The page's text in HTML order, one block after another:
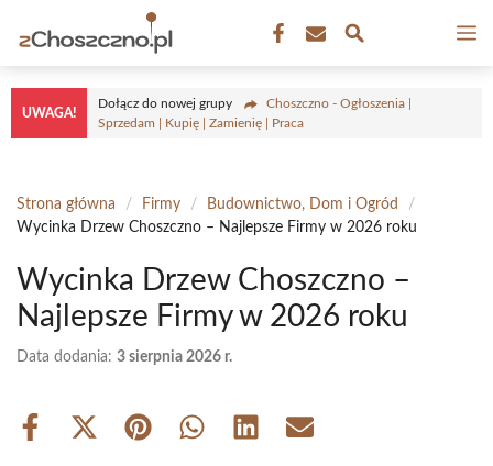
treści
UWAGA!
Dołącz do nowej grupy
Choszczno - Ogłoszenia |
Sprzedam | Kupię | Zamienię | Praca
Strona główna / Firmy / Budownictwo, Dom i Ogród
/
Wycinka Drzew Choszczno – Najlepsze Firmy w 2026 roku
Wycinka Drzew Choszczno –
Najlepsze Firmy w 2026 roku
Data dodania: 3 sierpnia 2026 r.
Share
Share Share Share Share Share